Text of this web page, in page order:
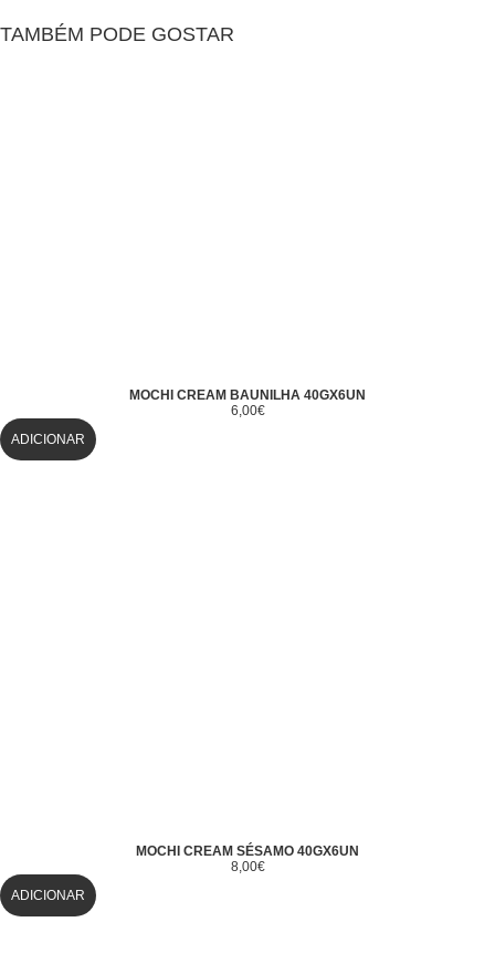
TAMBÉM PODE GOSTAR
MOCHI CREAM BAUNILHA 40GX6UN
6,00€
ADICIONAR
MOCHI CREAM SÉSAMO 40GX6UN
8,00€
ADICIONAR